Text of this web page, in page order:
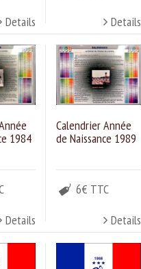
Details
Details
1984
Details
Calendrier Année
de Naissance 1989
6€ TTC
Details